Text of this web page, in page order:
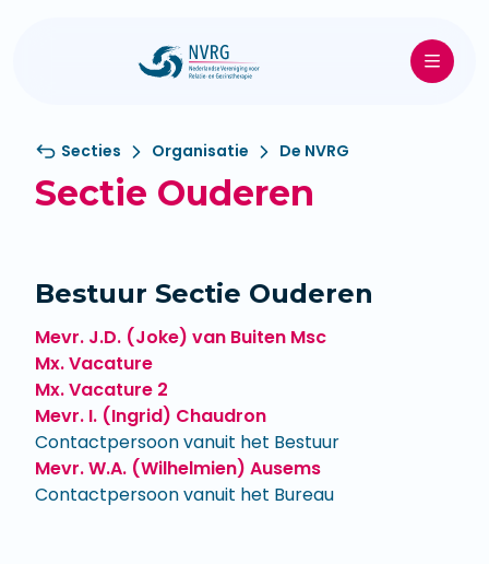
Secties Organisatie De NVRG
Sectie Ouderen
Bestuur Sectie Ouderen
Mevr. J.D. (Joke) van Buiten Msc
Mx. Vacature
Mx. Vacature 2
Mevr. I. (Ingrid) Chaudron
Contactpersoon vanuit het Bestuur
Mevr. W.A. (Wilhelmien) Ausems
Contactpersoon vanuit het Bureau